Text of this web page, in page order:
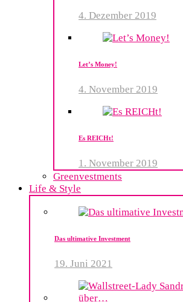
4. Dezember 2019
Let’s Money!
4. November 2019
Es REICHt!
1. November 2019
Greenvestments
Life & Style
Das ultimative Investment
19. Juni 2021